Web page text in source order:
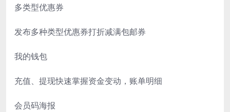
多类型优惠券
发布多种类型优惠券打折减满包邮券
我的钱包
充值、提现快速掌握资金变动，账单明细
会员码海报